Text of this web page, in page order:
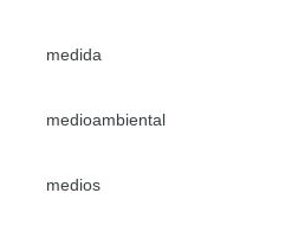
medida
medioambiental
medios